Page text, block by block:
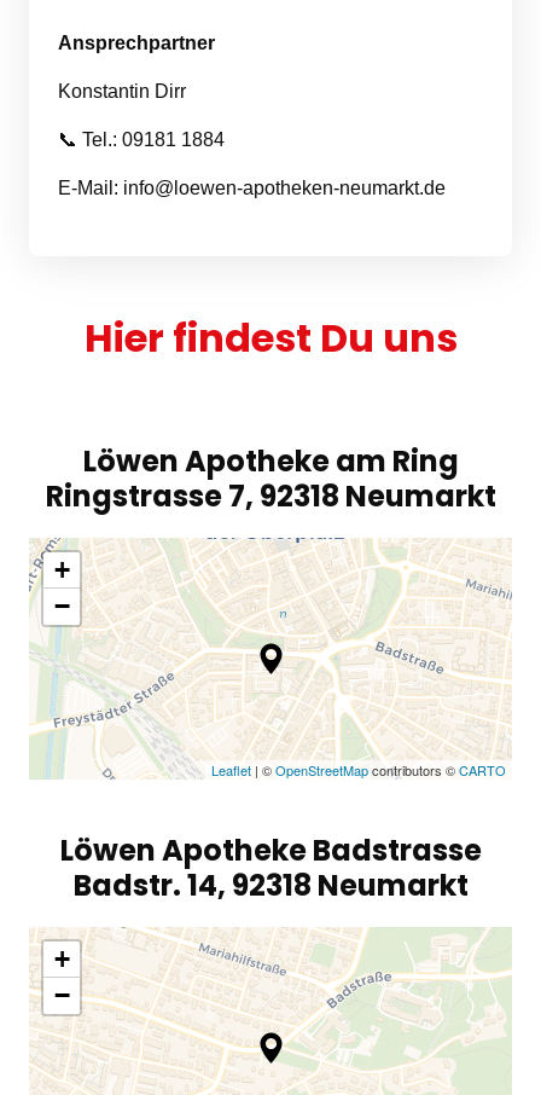
Ansprechpartner
Konstantin Dirr
📞 Tel.: 09181 1884
E-Mail: info@loewen-apotheken-neumarkt.de
Hier findest Du uns
Löwen Apotheke am Ring
Ringstrasse 7, 92318 Neumarkt
+
−
Leaflet | ©OpenStreetMapcontributors ©CARTO
Löwen Apotheke Badstrasse
Badstr. 14, 92318 Neumarkt
+
−